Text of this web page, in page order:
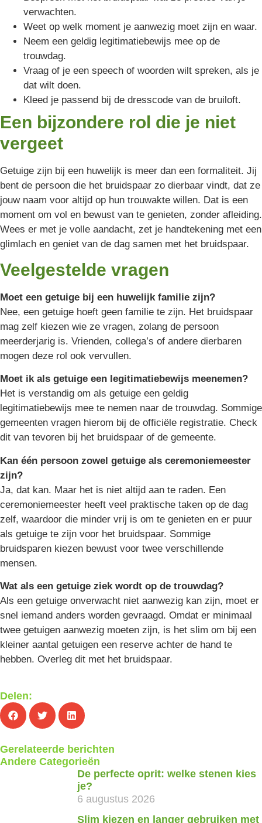
verwachten.
Weet op welk moment je aanwezig moet zijn en waar.
Neem een geldig legitimatiebewijs mee op de
trouwdag.
Vraag of je een speech of woorden wilt spreken, als je
dat wilt doen.
Kleed je passend bij de dresscode van de bruiloft.
Een bijzondere rol die je niet
vergeet
Getuige zijn bij een huwelijk is meer dan een formaliteit. Jij
bent de persoon die het bruidspaar zo dierbaar vindt, dat ze
jouw naam voor altijd op hun trouwakte willen. Dat is een
moment om vol en bewust van te genieten, zonder afleiding.
Wees er met je volle aandacht, zet je handtekening met een
glimlach en geniet van de dag samen met het bruidspaar.
Veelgestelde vragen
Moet een getuige bij een huwelijk familie zijn?
Nee, een getuige hoeft geen familie te zijn. Het bruidspaar
mag zelf kiezen wie ze vragen, zolang de persoon
meerderjarig is. Vrienden, collega’s of andere dierbaren
mogen deze rol ook vervullen.
Moet ik als getuige een legitimatiebewijs meenemen?
Het is verstandig om als getuige een geldig
legitimatiebewijs mee te nemen naar de trouwdag. Sommige
gemeenten vragen hierom bij de officiële registratie. Check
dit van tevoren bij het bruidspaar of de gemeente.
Kan één persoon zowel getuige als ceremoniemeester
zijn?
Ja, dat kan. Maar het is niet altijd aan te raden. Een
ceremoniemeester heeft veel praktische taken op de dag
zelf, waardoor die minder vrij is om te genieten en er puur
als getuige te zijn voor het bruidspaar. Sommige
bruidsparen kiezen bewust voor twee verschillende
mensen.
Wat als een getuige ziek wordt op de trouwdag?
Als een getuige onverwacht niet aanwezig kan zijn, moet er
snel iemand anders worden gevraagd. Omdat er minimaal
twee getuigen aanwezig moeten zijn, is het slim om bij een
kleiner aantal getuigen een reserve achter de hand te
hebben. Overleg dit met het bruidspaar.
Delen:
Gerelateerde berichten
Andere Categorieën
De perfecte oprit: welke stenen kies
je?
6 augustus 2026
Slim kiezen en langer gebruiken met